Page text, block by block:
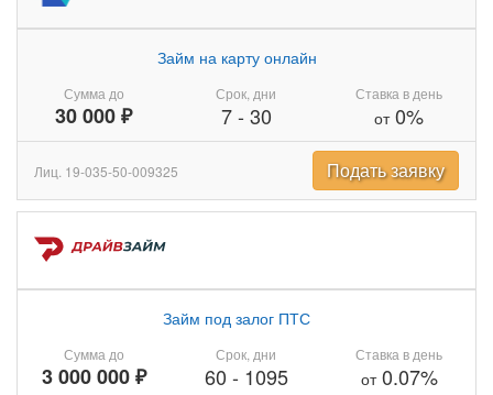
Сумма до
30 000 ₽
Займ на карту онлайн
Срок, дни
7- 30
Ставка в день
от0%
Лиц. 19-035-50-009325 Подать заявку
Сумма до
3 000 000 ₽
Займ под залог ПТС
Срок, дни
60 - 1095
Ставка в день
от0.07%